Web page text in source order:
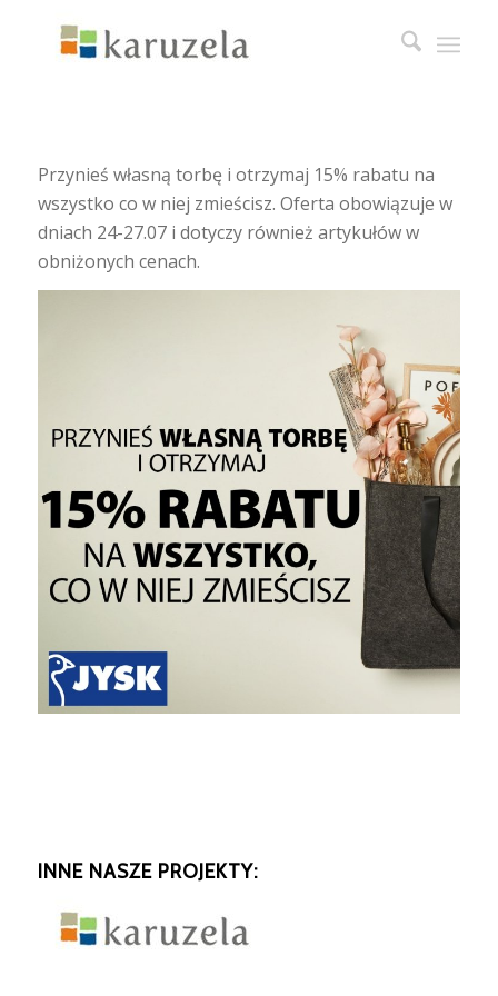
Przynieś własną torbę i otrzymaj 15% rabatu na
wszystko co w niej zmieścisz. Oferta obowiązuje w
dniach 24-27.07 i dotyczy również artykułów w
obniżonych cenach.
INNE NASZE PROJEKTY: